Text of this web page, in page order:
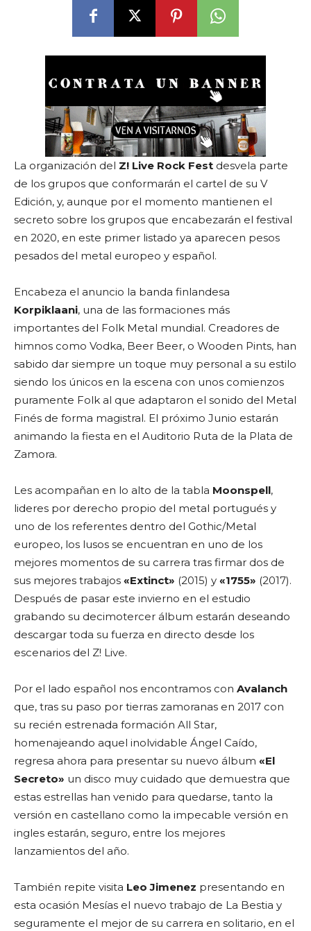
La organización del Z! Live Rock Fest desvela parte
de los grupos que conformarán el cartel de su V
Edición, y, aunque por el momento mantienen el
secreto sobre los grupos que encabezarán el festival
en 2020, en este primer listado ya aparecen pesos
pesados del metal europeo y español.
Encabeza el anuncio la banda finlandesa
Korpiklaani, una de las formaciones más
importantes del Folk Metal mundial. Creadores de
himnos como Vodka, Beer Beer, o Wooden Pints, han
sabido dar siempre un toque muy personal a su estilo
siendo los únicos en la escena con unos comienzos
puramente Folk al que adaptaron el sonido del Metal
Finés de forma magistral. El próximo Junio estarán
animando la fiesta en el Auditorio Ruta de la Plata de
Zamora.
Les acompañan en lo alto de la tabla Moonspell,
lideres por derecho propio del metal portugués y
uno de los referentes dentro del Gothic/Metal
europeo, los lusos se encuentran en uno de los
mejores momentos de su carrera tras firmar dos de
sus mejores trabajos «Extinct» (2015) y «1755» (2017).
Después de pasar este invierno en el estudio
grabando su decimotercer álbum estarán deseando
descargar toda su fuerza en directo desde los
escenarios del Z! Live.
Por el lado español nos encontramos con Avalanch
que, tras su paso por tierras zamoranas en 2017 con
su recién estrenada formación All Star,
homenajeando aquel inolvidable Ángel Caído,
regresa ahora para presentar su nuevo álbum «El
Secreto» un disco muy cuidado que demuestra que
estas estrellas han venido para quedarse, tanto la
versión en castellano como la impecable versión en
ingles estarán, seguro, entre los mejores
lanzamientos del año.
También repite visita Leo Jimenez presentando en
esta ocasión Mesías el nuevo trabajo de La Bestia y
seguramente el mejor de su carrera en solitario, en el